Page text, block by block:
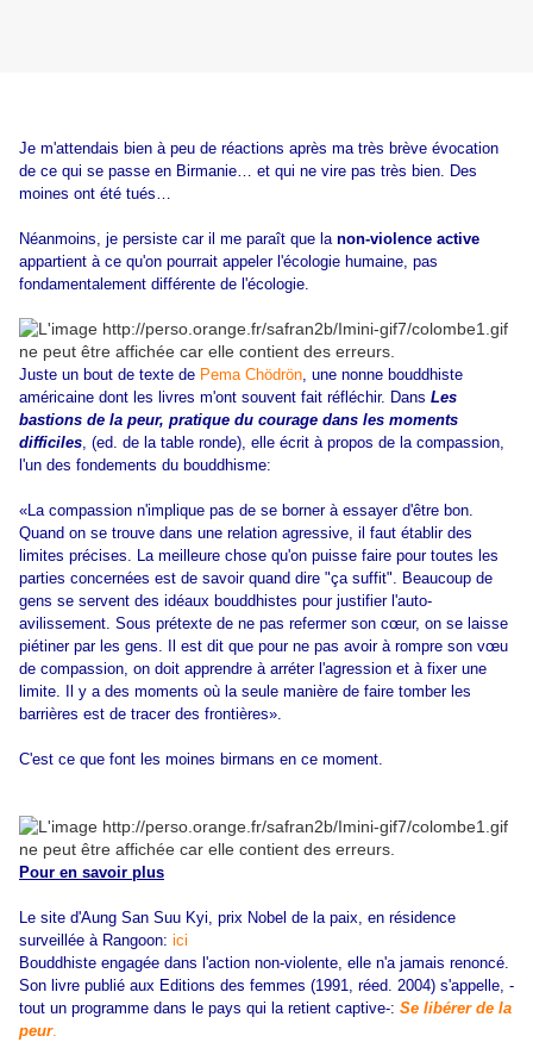
Je m'attendais bien à peu de réactions après ma très brève évocation
de ce qui se passe en Birmanie… et qui ne vire pas très bien. Des
moines ont été tués…
Néanmoins, je persiste car il me paraît que la non-violence active
appartient à ce qu'on pourrait appeler l'écologie humaine, pas
fondamentalement différente de l'écologie.
Juste un bout de texte de Pema Chödrön, une nonne bouddhiste
américaine dont les livres m'ont souvent fait réfléchir. Dans Les
bastions de la peur, pratique du courage dans les moments
difficiles, (ed. de la table ronde), elle écrit à propos de la compassion,
l'un des fondements du bouddhisme:
«La compassion n'implique pas de se borner à essayer d'être bon.
Quand on se trouve dans une relation agressive, il faut établir des
limites précises. La meilleure chose qu'on puisse faire pour toutes les
parties concernées est de savoir quand dire "ça suffit". Beaucoup de
gens se servent des idéaux bouddhistes pour justifier l'auto-
avilissement. Sous prétexte de ne pas refermer son cœur, on se laisse
piétiner par les gens. Il est dit que pour ne pas avoir à rompre son vœu
de compassion, on doit apprendre à arréter l'agression et à fixer une
limite. Il y a des moments où la seule manière de faire tomber les
barrières est de tracer des frontières».
C'est ce que font les moines birmans en ce moment.
Pour en savoir plus
Le site d'Aung San Suu Kyi, prix Nobel de la paix, en résidence
surveillée à Rangoon: ici
Bouddhiste engagée dans l'action non-violente, elle n'a jamais renoncé.
Son livre publié aux Editions des femmes (1991, réed. 2004) s'appelle, -
tout un programme dans le pays qui la retient captive-: Se libérer de la
peur.